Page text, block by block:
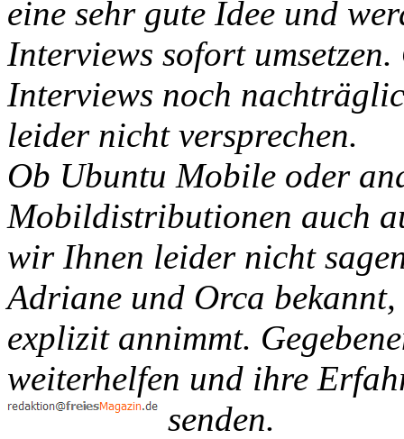
eine sehr gute Idee und
Interviews sofort
Interviews noch
leider nicht versprechen.
Ob Ubuntu Mobile oder
Mobildistributionen auch
wir Ihnen leider nicht
Adriane und Orca bekannt,
explizit annimmt.
weiterhelfen und ihre
senden.